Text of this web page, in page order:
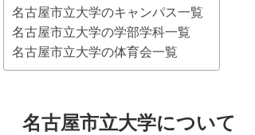
名古屋市立大学のキャンパス一覧
名古屋市立大学の学部学科一覧
名古屋市立大学の体育会一覧
名古屋市立大学について